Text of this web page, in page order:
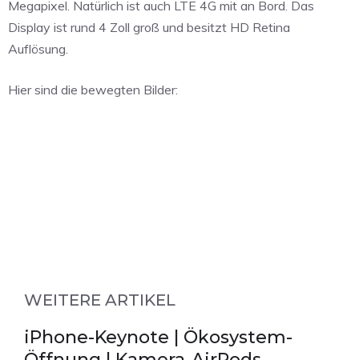
Megapixel. Natürlich ist auch LTE 4G mit an Bord. Das
Display ist rund 4 Zoll groß und besitzt HD Retina
Auflösung.
Hier sind die bewegten Bilder:
WEITERE ARTIKEL
iPhone-Keynote | Ökosystem-